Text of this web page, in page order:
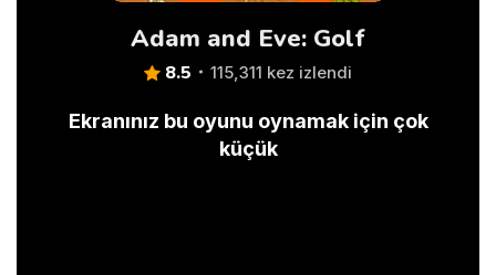
Adam and Eve: Golf
8.5 115,311 kez izlendi
Ekranınız bu oyunu oynamak için çok
küçük